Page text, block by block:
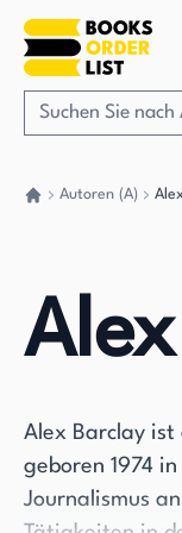
Autoren (A)
Alex Barclay
geboren 1974
Journalismus